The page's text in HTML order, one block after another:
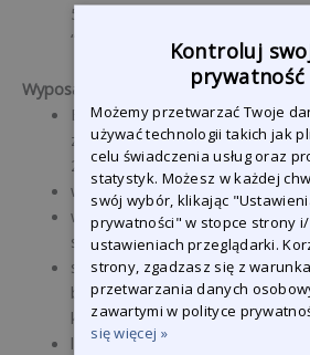
56. Sprzężenie z silnikiem
“bezpośrednie”, za pomocą
Wyposażenie opcjonalne
Elektryczny panel sterowania w
zasilaniem 400V-50Hz i z
230V-50Hz z:
wyłącznik główny z blokadą
wyłączniki termiczno-
silnik
seria przekaźników do
bezpośredni rozruch dla mocy
kW, gwiazda/trójkąt dla
lampka kontrolna pracy
Kontroluj
prywatność
Możemy przetwarzać Twoje
używać technologii takich jak
celu świadczenia usług oraz
statystyk. Możesz w każdej
swój wybór, klikając
prywatności" w stopce strony
ustawieniach przeglądarki.
strony, zgadzasz się z
przetwarzania danych
zawartymi w polityce
się więcej »